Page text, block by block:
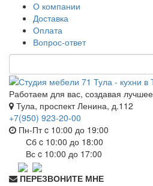
О компании
Доставка
Оплата
Вопрос-ответ
Работаем для вас, создавая лучшее
Тула, проспект Ленина, д.112
+7(950) 923-20-00
Пн-Пт c 10:00 до 19:00
Сб c 10:00 до 18:00
Вс c 10:00 до 17:00
ПЕРЕЗВОНИТЕ МНЕ